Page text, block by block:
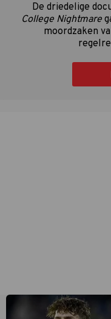
De driedelige
College Nightmare
moordzaken